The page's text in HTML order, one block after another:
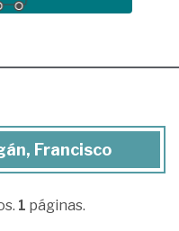
Francisco
1 páginas.